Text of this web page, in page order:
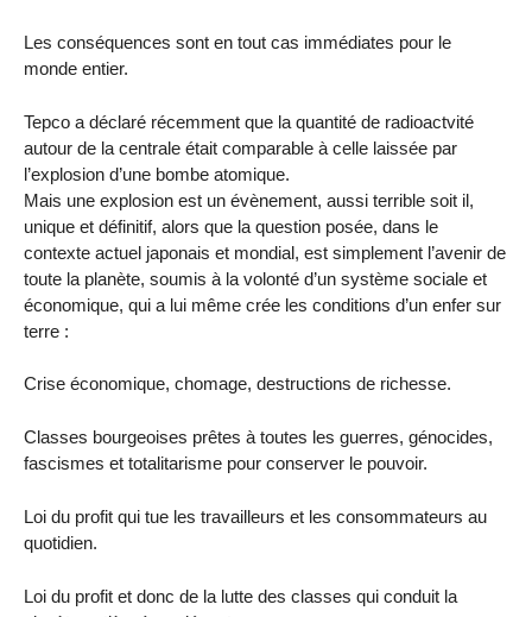
Les conséquences sont en tout cas immédiates pour le
monde entier.
Tepco a déclaré récemment que la quantité de radioactvité
autour de la centrale était comparable à celle laissée par
l’explosion d’une bombe atomique.
Mais une explosion est un évènement, aussi terrible soit il,
unique et définitif, alors que la question posée, dans le
contexte actuel japonais et mondial, est simplement l’avenir de
toute la planète, soumis à la volonté d’un système sociale et
économique, qui a lui même crée les conditions d’un enfer sur
terre :
Crise économique, chomage, destructions de richesse.
Classes bourgeoises prêtes à toutes les guerres, génocides,
fascismes et totalitarisme pour conserver le pouvoir.
Loi du profit qui tue les travailleurs et les consommateurs au
quotidien.
Loi du profit et donc de la lutte des classes qui conduit la